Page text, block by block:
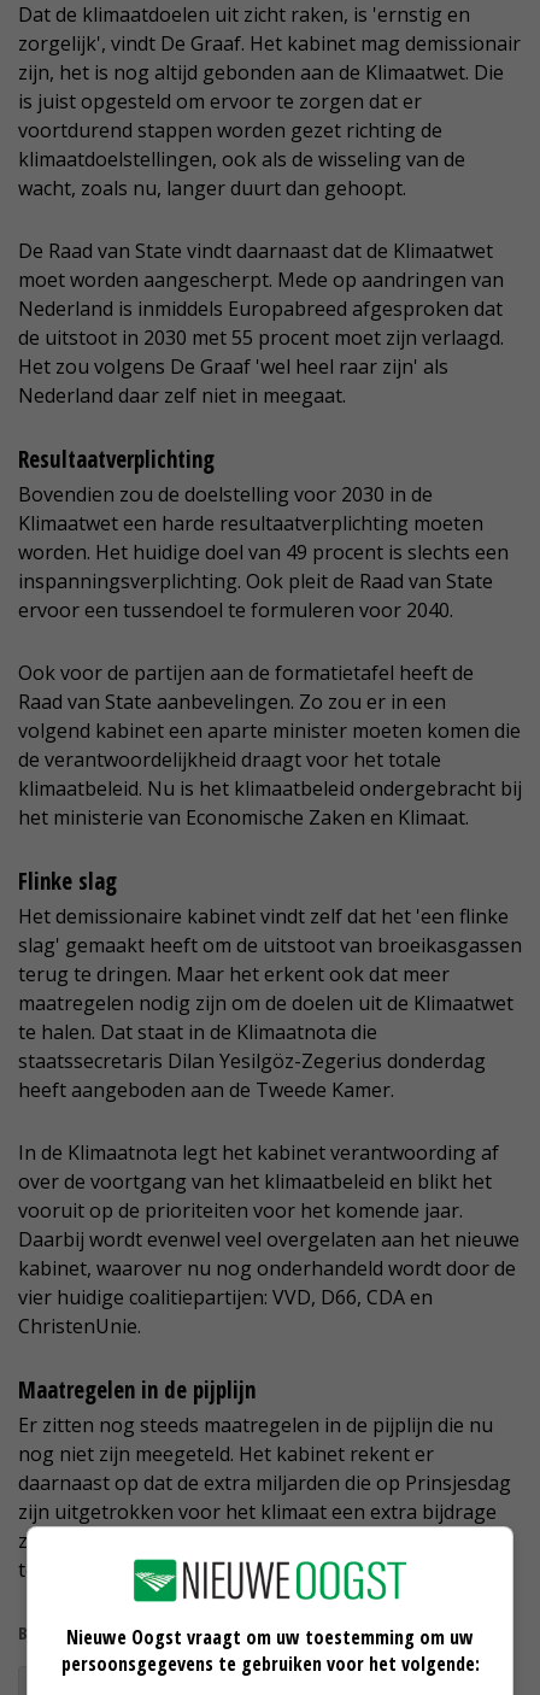
Dat de klimaatdoelen uit zicht raken, is 'ernstig en
zorgelijk', vindt De Graaf. Het kabinet mag demissionair
zijn, het is nog altijd gebonden aan de Klimaatwet. Die
is juist opgesteld om ervoor te zorgen dat er
voortdurend stappen worden gezet richting de
klimaatdoelstellingen, ook als de wisseling van de
wacht, zoals nu, langer duurt dan gehoopt.
De Raad van State vindt daarnaast dat de Klimaatwet
moet worden aangescherpt. Mede op aandringen van
Nederland is inmiddels Europabreed afgesproken dat
de uitstoot in 2030 met 55 procent moet zijn verlaagd.
Het zou volgens De Graaf 'wel heel raar zijn' als
Nederland daar zelf niet in meegaat.
Resultaatverplichting
Bovendien zou de doelstelling voor 2030 in de
Klimaatwet een harde resultaatverplichting moeten
worden. Het huidige doel van 49 procent is slechts een
inspanningsverplichting. Ook pleit de Raad van State
ervoor een tussendoel te formuleren voor 2040.
Ook voor de partijen aan de formatietafel heeft de
Raad van State aanbevelingen. Zo zou er in een
volgend kabinet een aparte minister moeten komen die
de verantwoordelijkheid draagt voor het totale
klimaatbeleid. Nu is het klimaatbeleid ondergebracht bij
het ministerie van Economische Zaken en Klimaat.
Flinke slag
Het demissionaire kabinet vindt zelf dat het 'een flinke
slag' gemaakt heeft om de uitstoot van broeikasgassen
terug te dringen. Maar het erkent ook dat meer
maatregelen nodig zijn om de doelen uit de Klimaatwet
te halen. Dat staat in de Klimaatnota die
staatssecretaris Dilan Yesilgöz-Zegerius donderdag
heeft aangeboden aan de Tweede Kamer.
In de Klimaatnota legt het kabinet verantwoording af
over de voortgang van het klimaatbeleid en blikt het
vooruit op de prioriteiten voor het komende jaar.
Daarbij wordt evenwel veel overgelaten aan het nieuwe
kabinet, waarover nu nog onderhandeld wordt door de
vier huidige coalitiepartijen: VVD, D66, CDA en
ChristenUnie.
Maatregelen in de pijplijn
Er zitten nog steeds maatregelen in de pijplijn die nu
nog niet zijn meegeteld. Het kabinet rekent er
daarnaast op dat de extra miljarden die op Prinsjesdag
zijn uitgetrokken voor het klimaat een extra bijdrage
zullen leveren. Maar om het doel van 49 procent zeker
te halen, is ook dan nog een extra inspanning nodig.
Bekijk meer over:
Nieuwe Oogst vraagt om uw toestemming om uw
persoonsgegevens te gebruiken voor het volgende: